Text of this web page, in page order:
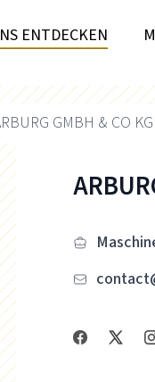
ENTDECKEN
GMBH & CO KG